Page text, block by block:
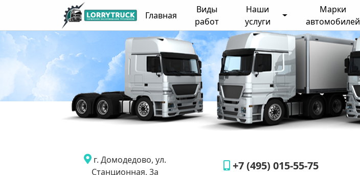
Главная
Виды
работ
Наши
услуги
Марки
автомобилей
г. Домодедово, ул.
Станционная, 3а
+7 (495) 015-55-75